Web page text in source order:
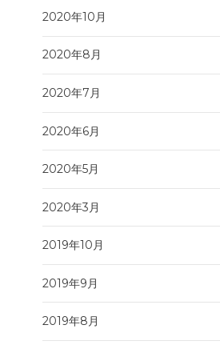
2020年10月
2020年8月
2020年7月
2020年6月
2020年5月
2020年3月
2019年10月
2019年9月
2019年8月